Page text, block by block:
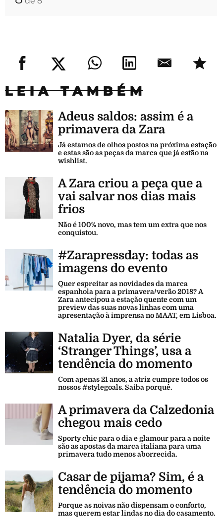
LEIA TAMBÉM
Adeus saldos: assim é a
primavera da Zara
Já estamos de olhos postos na próxima estação
e estas são as peças da marca que já estão na
wishlist.
A Zara criou a peça que a
vai salvar nos dias mais
frios
Não é 100% novo, mas tem um extra que nos
conquistou.
#Zarapressday: todas as
imagens do evento
Quer espreitar as novidades da marca
espanhola para a primavera/verão 2018? A
Zara antecipou a estação quente com um
preview das suas novas linhas com uma
apresentação à imprensa no MAAT, em Lisboa.
Natalia Dyer, da série
‘Stranger Things’, usa a
tendência do momento
Com apenas 21 anos, a atriz cumpre todos os
nossos #stylegoals. Saiba porquê.
A primavera da Calzedonia
chegou mais cedo
Sporty chic para o dia e glamour para a noite
são as apostas da marca italiana para uma
primavera tudo menos aborrecida.
Casar de pijama? Sim, é a
tendência do momento
Porque as noivas não dispensam o conforto,
mas querem estar lindas no dia do casamento.